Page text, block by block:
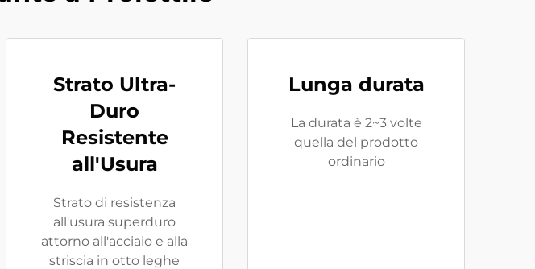
Strato Ultra-
Duro
Resistente
all'Usura
Strato di resistenza
all'usura superduro
attorno all'acciaio e alla
striscia in otto leghe
Lunga durata
La durata è 2~3 volte
quella del prodotto
ordinario